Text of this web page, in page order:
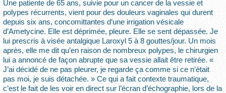
Une patiente de 65 ans, suivie pour un cancer de la vessie et
polypes récurrents, vient pour des douleurs vaginales qui durent
depuis six ans, concomittantes d’une irrigation vésicale
d’Ametycine. Elle est déprimée, pleure. Elle se sent dépassée. Je
lui prescris à visée antalgique Laroxyl 5 à 8 gouttes/jour. Un mois
après, elle me dit qu’en raison de nombreux polypes, le chirurgien
lui a annoncé de façon abrupte que sa vessie allait être retirée. «
J’ai décidé de ne pas pleurer, je regarde ça comme si ce n’était
pas moi, je suis détachée. » Ce qui a fait contexte traumatique,
c’est le fait de les voir en direct sur l’écran d’échographie, lors de la